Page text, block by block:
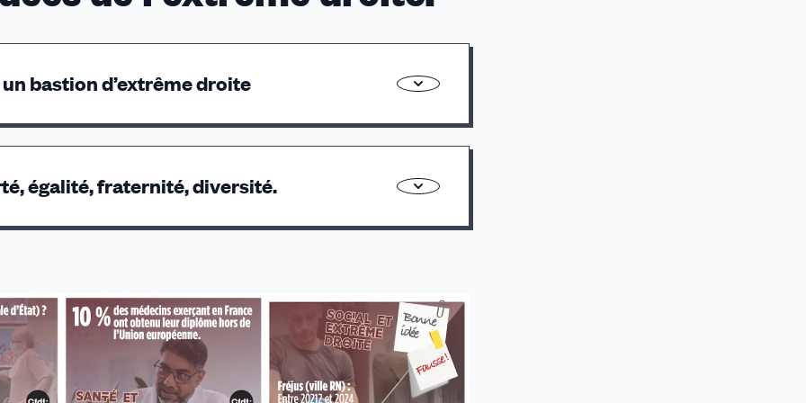
bastion d’extrême droite
égalité, fraternité, diversité.